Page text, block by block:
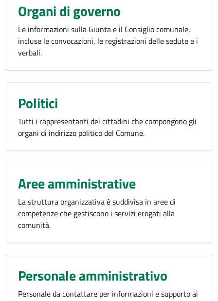
Organi di governo
Le informazioni sulla Giunta e il Consiglio comunale,
incluse le convocazioni, le registrazioni delle sedute e i
verbali.
Politici
Tutti i rappresentanti dei cittadini che compongono gli
organi di indirizzo politico del Comune.
Aree amministrative
La struttura organizzativa è suddivisa in aree di
competenze che gestiscono i servizi erogati alla
comunità.
Personale amministrativo
Personale da contattare per informazioni e supporto ai